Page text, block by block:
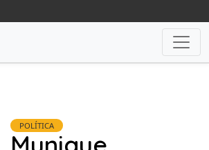
POLÍTICA